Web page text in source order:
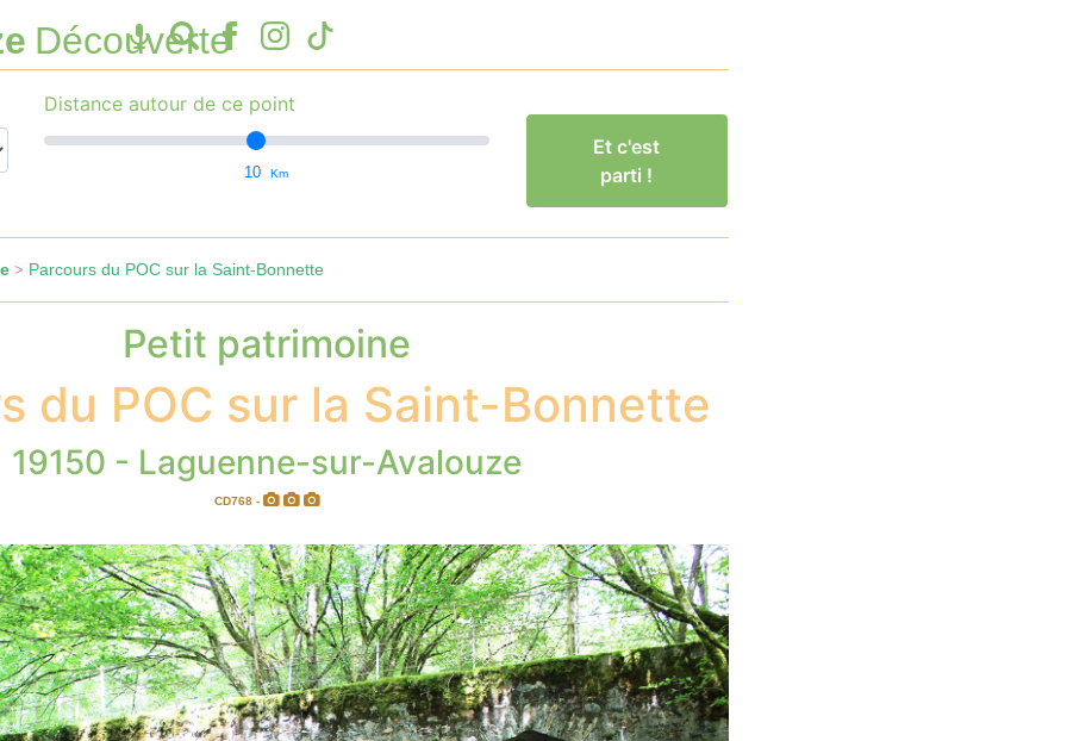
Découverte
Distance autour de ce point
10 Km
Et c'est
parti !
> Parcours du POC sur la Saint-Bonnette
Petit patrimoine
du POC sur la Saint-Bonnette
19150 - Laguenne-sur-Avalouze
CD768 -